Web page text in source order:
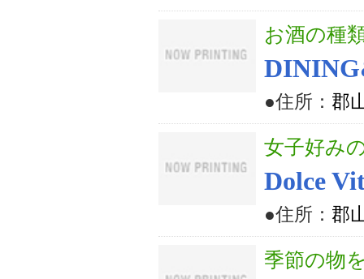
お酒の種
●住所： 郡
女子好み
Dolce
●住所： 郡
季節の物